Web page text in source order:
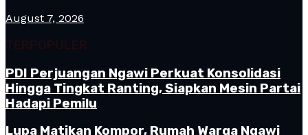
August 7, 2026
TERPOPULER
PDI Perjuangan Ngawi Perkuat Konsolidasi
Hingga Tingkat Ranting, Siapkan Mesin Partai
Hadapi Pemilu
Lupa Matikan Kompor, Rumah Warga Ngawi